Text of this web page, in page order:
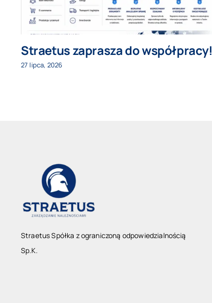
Straetus zaprasza do współpracy!
27 lipca, 2026
Straetus Spółka z ograniczoną odpowiedzialnością
Sp.K.